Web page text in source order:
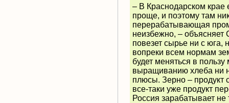
– В Краснодарском крае
проще, и поэтому там
перерабатывающая
неизбежно, – объясняет
повезет сырье ни с юга,
вопреки всем нормам
будет меняться в
выращиванию хлеба ни
плюсы. Зерно – продукт
все-таки уже продукт
Россия зарабатывает